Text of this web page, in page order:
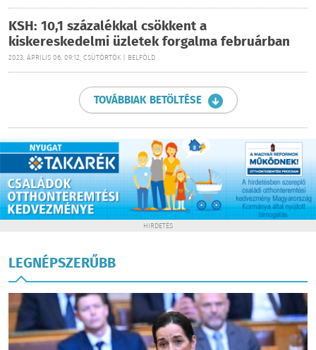
KSH: 10,1 százalékkal csökkent a
kiskereskedelmi üzletek forgalma februárban
2023. ÁPRILIS 06. 09:12, CSÜTÖRTÖK | BELFÖLD
TOVÁBBIAK BETÖLTÉSE
HIRDETÉS
LEGNÉPSZERŰBB